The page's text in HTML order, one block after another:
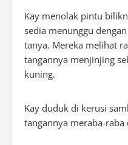
Kay menolak pintu
sedia menunggu
tanya. Mereka melihat
tangannya menjinjing
kuning.
Kay duduk di kerusi
tangannya meraba-